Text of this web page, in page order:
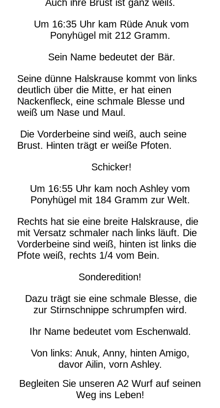
Auch ihre Brust ist ganz weiß.
Um 16:35 Uhr kam Rüde Anuk vom
Ponyhügel mit 212 Gramm.
Sein Name bedeutet der Bär.
Seine dünne Halskrause kommt von links
deutlich über die Mitte, er hat einen
Nackenfleck, eine schmale Blesse und
weiß um Nase und Maul.
Die Vorderbeine sind weiß, auch seine
Brust. Hinten trägt er weiße Pfoten.
Schicker!
Um 16:55 Uhr kam noch Ashley vom
Ponyhügel mit 184 Gramm zur Welt.
Rechts hat sie eine breite Halskrause, die
mit Versatz schmaler nach links läuft. Die
Vorderbeine sind weiß, hinten ist links die
Pfote weiß, rechts 1/4 vom Bein.
Sonderedition!
Dazu trägt sie eine schmale Blesse, die
zur Stirnschnippe schrumpfen wird.
Ihr Name bedeutet vom Eschenwald.
Von links: Anuk, Anny, hinten Amigo,
davor Ailin, vorn Ashley.
Begleiten Sie unseren A2 Wurf auf seinen
Weg ins Leben!